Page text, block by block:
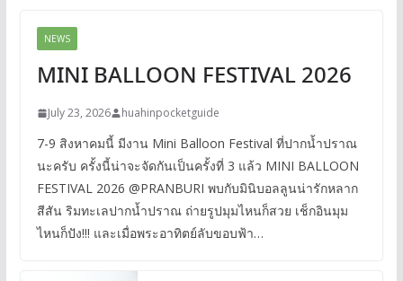
NEWS
MINI BALLOON FESTIVAL 2026
July 23, 2026 huahinpocketguide
7-9 สิงหาคมนี้ มีงาน Mini Balloon Festival ที่ปากน้ำปราณ
นะครับ ครั้งนี้น่าจะจัดกันเป็นครั้งที่ 3 แล้ว MINI BALLOON
FESTIVAL 2026 @PRANBURI พบกับมินิบอลลูนน่ารักหลาก
สีสัน ริมทะเลปากน้ำปราณ ถ่ายรูปมุมไหนก็สวย เช็กอินมุม
ไหนก็ปัง!!! และเมื่อพระอาทิตย์ลับขอบฟ้า…